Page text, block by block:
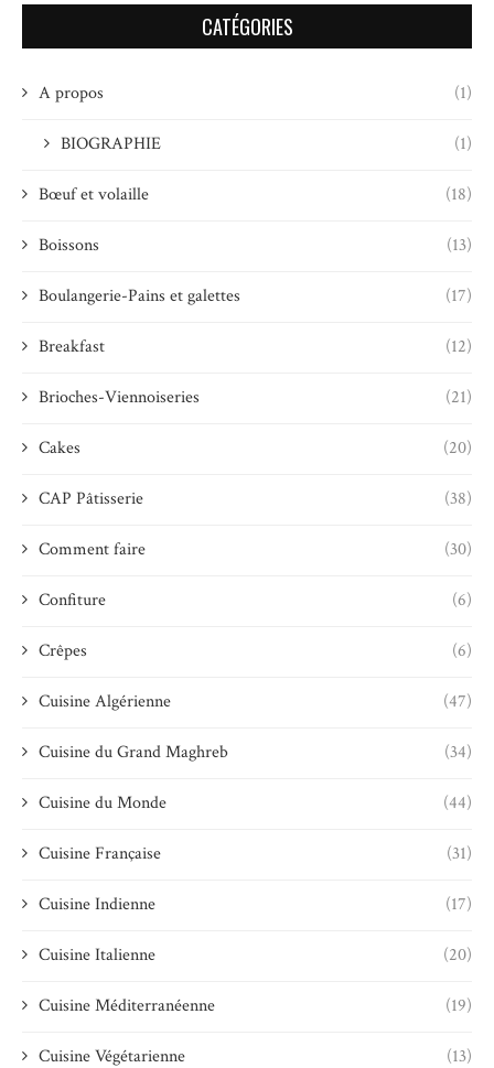
CATÉGORIES
A propos (1)
BIOGRAPHIE (1)
Bœuf et volaille (18)
Boissons (13)
Boulangerie-Pains et galettes (17)
Breakfast (12)
Brioches-Viennoiseries (21)
Cakes (20)
CAP Pâtisserie (38)
Comment faire (30)
Confiture (6)
Crêpes (6)
Cuisine Algérienne (47)
Cuisine du Grand Maghreb (34)
Cuisine du Monde (44)
Cuisine Française (31)
Cuisine Indienne (17)
Cuisine Italienne (20)
Cuisine Méditerranéenne (19)
Cuisine Végétarienne (13)